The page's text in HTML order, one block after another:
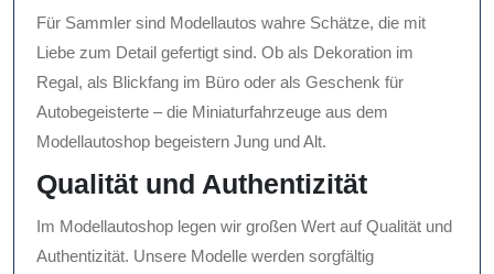
Für Sammler sind Modellautos wahre Schätze, die mit
Liebe zum Detail gefertigt sind. Ob als Dekoration im
Regal, als Blickfang im Büro oder als Geschenk für
Autobegeisterte – die Miniaturfahrzeuge aus dem
Modellautoshop begeistern Jung und Alt.
Qualität und Authentizität
Im Modellautoshop legen wir großen Wert auf Qualität und
Authentizität. Unsere Modelle werden sorgfältig